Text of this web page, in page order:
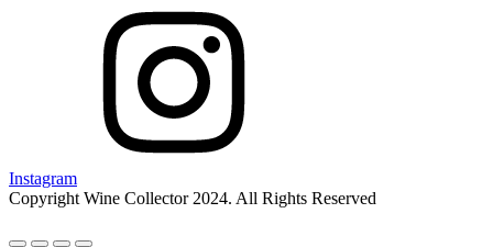
Instagram
Copyright Wine Collector 2024. All Rights Reserved